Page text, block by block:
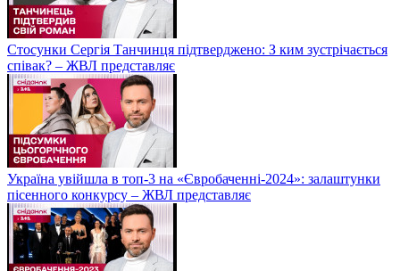
Стосунки Сергія Танчинця підтверджено: З ким зустрічається
співак? – ЖВЛ представляє
Україна увійшла в топ-3 на «Євробаченні-2024»: залаштунки
пісенного конкурсу – ЖВЛ представляє